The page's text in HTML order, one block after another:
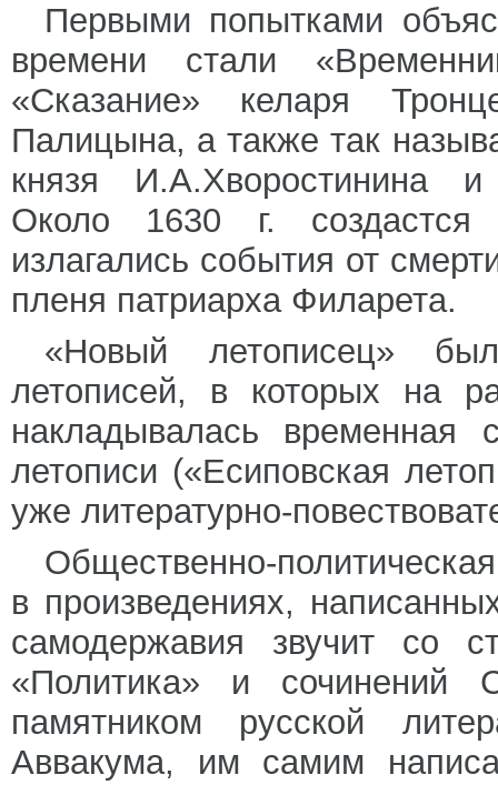
Первыми попытками
времени стали
«Сказание» келаря
Палицына, а также так
князя И.А.Хворостинина и
Около 1630 г.
излагались события от
пленя патриарха Филарета.
«Новый летописец»
летописей, в которых на
накладывалась временная
летописи («Есиповская
уже литературно-
Общественно-
в произведениях,
самодержавия звучит со
«Политика» и сочинений
памятником русской
Аввакума, им самим